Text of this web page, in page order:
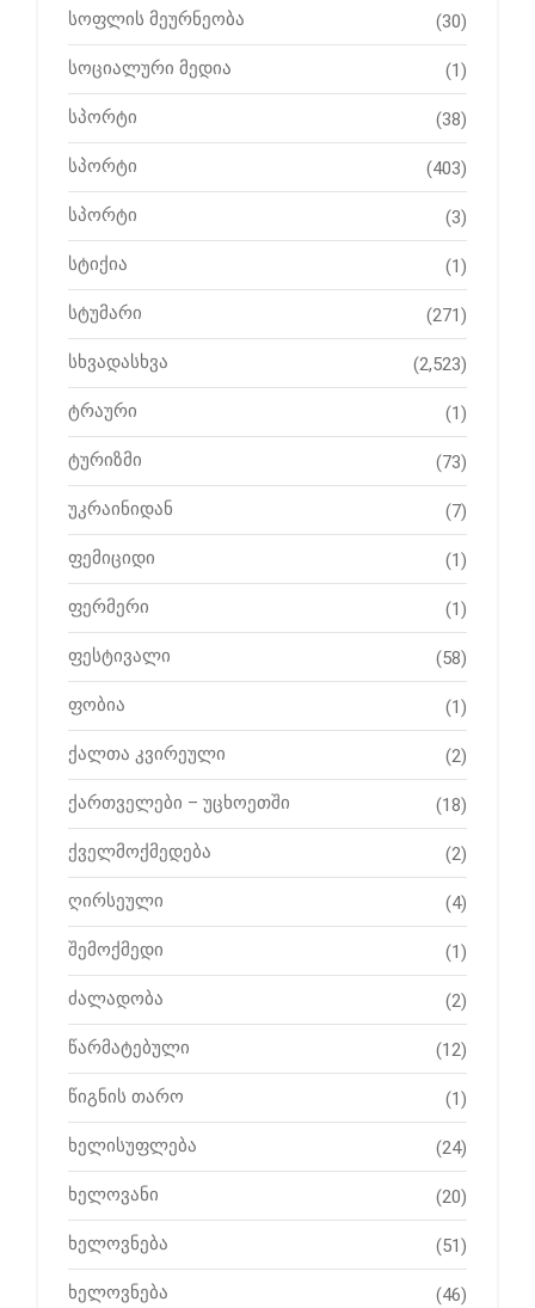
სოფლის მეურნეობა (30)
სოციალური მედია (1)
სპორტი (38)
სპორტი (403)
სპორტი (3)
სტიქია (1)
სტუმარი (271)
სხვადასხვა (2,523)
ტრაური (1)
ტურიზმი (73)
უკრაინიდან (7)
ფემიციდი (1)
ფერმერი (1)
ფესტივალი (58)
ფობია (1)
ქალთა კვირეული (2)
ქართველები – უცხოეთში (18)
ქველმოქმედება (2)
ღირსეული (4)
შემოქმედი (1)
ძალადობა (2)
წარმატებული (12)
წიგნის თარო (1)
ხელისუფლება (24)
ხელოვანი (20)
ხელოვნება (51)
ხელოვნება (46)